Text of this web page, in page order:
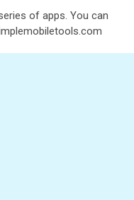
of apps. You can